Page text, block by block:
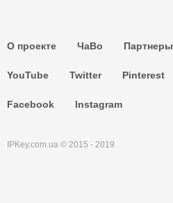
О проекте ЧаВо Партнеры
YouTube Twitter Pinterest
Facebook Instagram
IPKey.com.ua © 2015 - 2019